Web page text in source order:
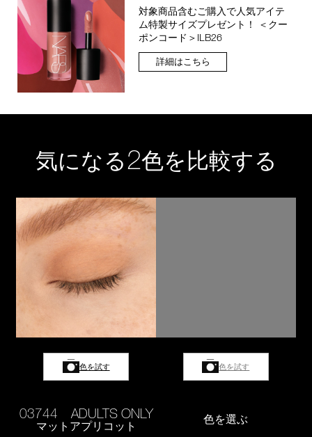
対象商品含むご購入で人気アイテ
ム特製サイズプレゼント！ ＜クー
ポンコード＞ILB26
詳細はこちら
気になる2色を比較する
色を試す
03744 ADULTS ONLY
マットアプリコット
色を試す
色を選ぶ